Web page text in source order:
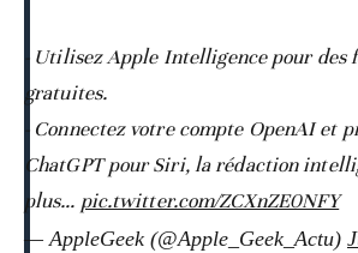
- Utilisez Apple Intelligence pour des
gratuites.
- Connectez votre compte OpenAI et
ChatGPT pour Siri, la rédaction
plus… pic.twitter.com/ZCXnZE0NFY
— AppleGeek (@Apple_Geek_Actu)